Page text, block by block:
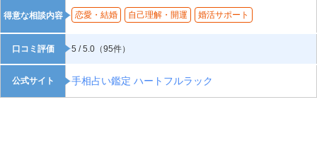
得意な相談内容 恋愛・結婚 自己理解・開運 婚活サポート
口コミ評価 5 / 5.0（95件）
公式サイト 手相占い鑑定 ハートフルラック